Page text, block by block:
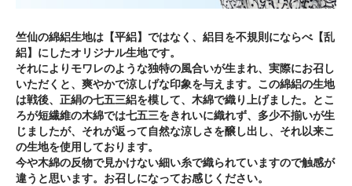
竺仙の綿絽生地は【平絽】ではなく、絽目を不規則にならべ【乱
絽】にしたオリジナル生地です。
それによりモワレのような独特の風合いが生まれ、実際にお召し
いただくと、爽やかで涼しげな印象を与えます。この綿絽の生地
は戦後、正絹の七五三絽を模して、木綿で織り上げました。とこ
ろが短繊維の木綿では七五三をきれいに織れず、多少不揃いが生
じましたが、それが返って自然な涼しさを醸し出し、それ以来こ
の生地を使用しております。
今や木綿の反物で見かけない細い糸で織られていますので触感が
違うと思います。お召しになってお感じください。